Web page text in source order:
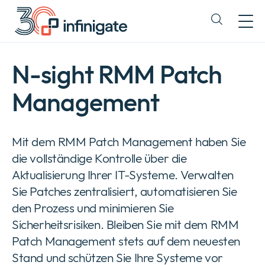
Zum
Inhalt
wechseln
Expand
sub
N-sight RMM Patch
Management
Mit dem RMM Patch Management haben Sie
die vollständige Kontrolle über die
Aktualisierung Ihrer IT-Systeme. Verwalten
Sie Patches zentralisiert, automatisieren Sie
den Prozess und minimieren Sie
Sicherheitsrisiken. Bleiben Sie mit dem RMM
Patch Management stets auf dem neuesten
Stand und schützen Sie Ihre Systeme vor